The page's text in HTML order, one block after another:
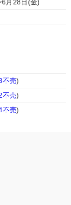
月28日(金)
不売)
不売)
不売)